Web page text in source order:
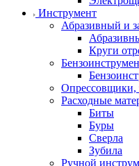
Инструмент
Абразивный и
Круги
Опрессовщики,
Расходные
Биты
Буры
Сверла
Зубила
Ручной